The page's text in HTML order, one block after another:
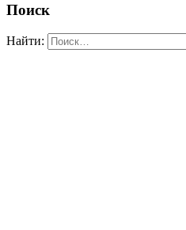
Поиск
Найти: